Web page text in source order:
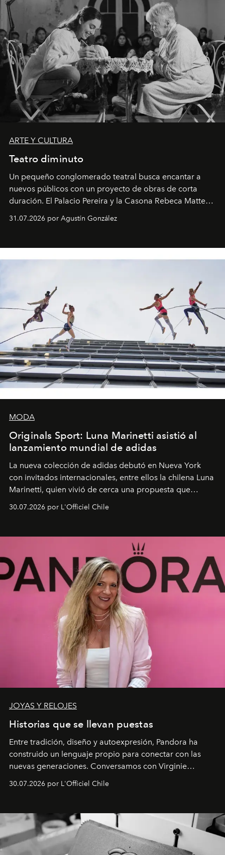
ARTE Y CULTURA
Teatro diminuto
Un pequeño conglomerado teatral busca encantar a
nuevos públicos con un proyecto de obras de corta
duración. El Palacio Pereira y la Casona Rebeca Matte
son algunos de los lugares que han albergado estas
miniobras. Sus puestas en escena son limpias; ponen el
31.07.2026 por Agustín González
MODA
Originals Sport: Luna Marinetti asistió al
lanzamiento mundial de adidas
La nueva colección de adidas debutó en Nueva York
con invitados internacionales, entre ellos la chilena Luna
Marinetti, quien vivió de cerca una propuesta que
fusiona moda y rendimiento.
30.07.2026 por L'Officiel Chile
JOYAS Y RELOJES
Historias que se llevan puestas
Entre tradición, diseño y autoexpresión, Pandora ha
construido un lenguaje propio para conectar con las
nuevas generaciones. Conversamos con Virginie
Dubray, la responsable de marketing para
Latinoamérica, sobre identidad, cultura y el valor
30.07.2026 por L'Officiel Chile